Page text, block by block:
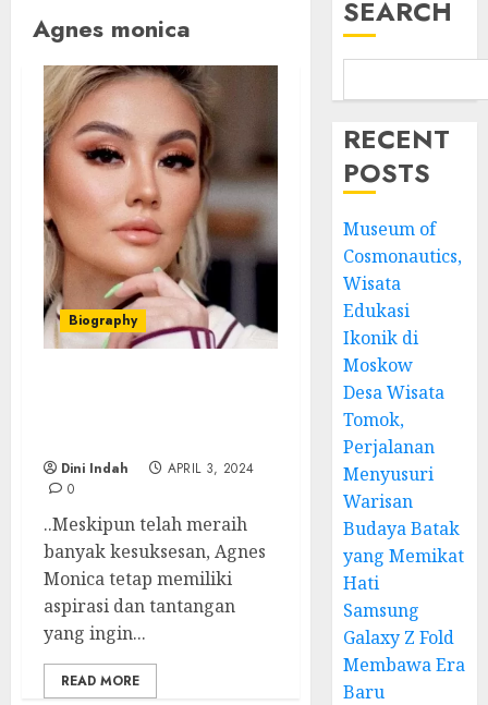
Agnes monica
Biography
Dini Indah
APRIL 3, 2024
0
..Meskipun telah meraih
banyak kesuksesan, Agnes
Monica tetap memiliki
aspirasi dan tantangan
yang ingin...
READ MORE
SEARCH
RECENT
POSTS
Museum of
Cosmonautics,
Wisata
Edukasi
Ikonik di
Moskow
Desa Wisata
Tomok,
Perjalanan
Menyusuri
Warisan
Budaya Batak
yang Memikat
Hati
Samsung
Galaxy Z Fold
Membawa Era
Baru